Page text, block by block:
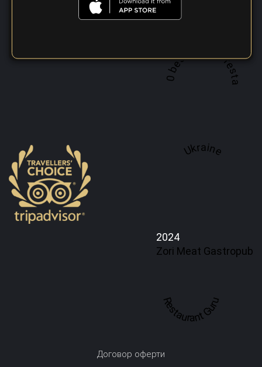
A top 100 best steaks restaurant in
Ukraine
2024
Zori Meat Gastropub
Restaurant Guru
Договор оферти